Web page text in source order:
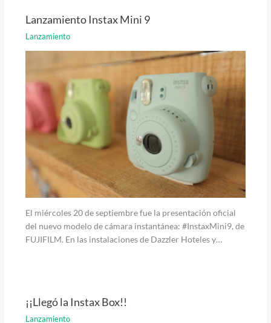
Lanzamiento Instax Mini 9
Lanzamiento
El miércoles 20 de septiembre fue la presentación oficial
del nuevo modelo de cámara instantánea: #InstaxMini9, de
FUJIFILM. En las instalaciones de Dazzler Hoteles y…
¡¡Llegó la Instax Box!!
Lanzamiento